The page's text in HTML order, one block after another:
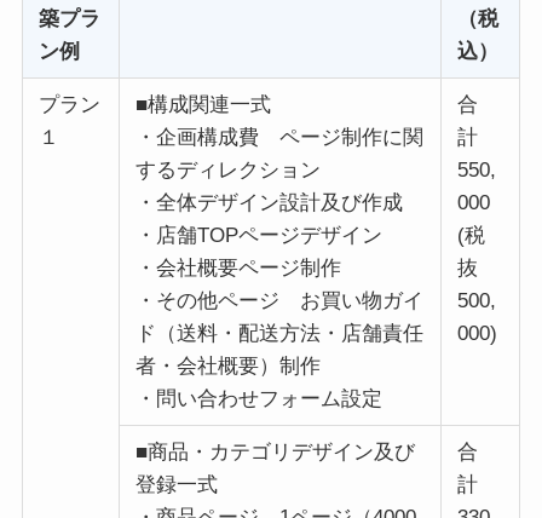
築プラ
ン例
（税
込）
プラン
１
■構成関連一式
・企画構成費 ページ制作に関
するディレクション
・全体デザイン設計及び作成
・店舗TOPページデザイン
・会社概要ページ制作
・その他ページ お買い物ガイ
ド（送料・配送方法・店舗責任
者・会社概要）制作
・問い合わせフォーム設定
合
計
550,
000
(税
抜
500,
000)
■商品・カテゴリデザイン及び
登録一式
合
計